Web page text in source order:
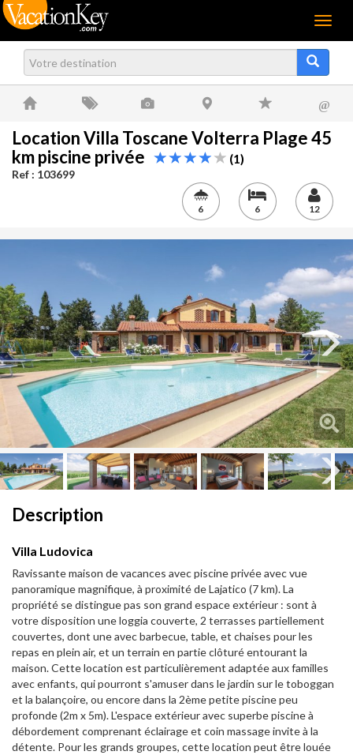
Menu
@
Location Villa Toscane Volterra Plage 45
km piscine privée
(1)
Ref : 103699
6 6 12
Next
Description
Villa Ludovica
Ravissante maison de vacances avec piscine privée avec vue
panoramique magnifique, à proximité de Lajatico (7 km). La
propriété se distingue pas son grand espace extérieur : sont à
votre disposition une loggia couverte, 2 terrasses partiellement
couvertes, dont une avec barbecue, table, et chaises pour les
repas en plein air, et un terrain en partie clôturé entourant la
maison. Cette location est particulièrement adaptée aux familles
avec enfants, qui pourront s'amuser dans le jardin sur le toboggan
et la balançoire, ou encore dans la 2ème petite piscine peu
profonde (2m x 5m). L'espace extérieur avec superbe piscine à
débordement comprenant éclairage et coin massage invite à la
détente. Pour les grands groupes, cette location peut être louée